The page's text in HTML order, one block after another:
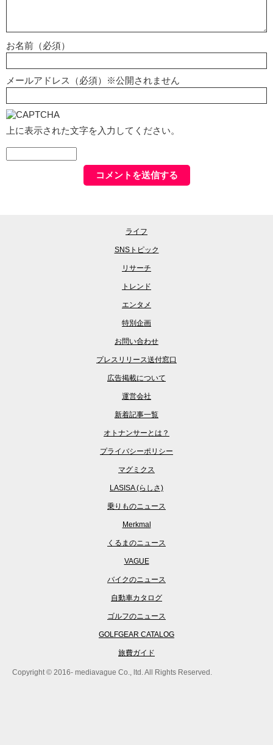
お名前（必須）
メールアドレス（必須）※公開されません
上に表示された文字を入力してください。
ライフ
SNSトピック
リサーチ
トレンド
エンタメ
特別企画
お問い合わせ
プレスリリース送付窓口
広告掲載について
運営会社
新着記事一覧
オトナンサーとは？
プライバシーポリシー
マグミクス
LASISA (らしさ)
乗りものニュース
Merkmal
くるまのニュース
VAGUE
バイクのニュース
自動車カタログ
ゴルフのニュース
GOLFGEAR CATALOG
旅費ガイド
Copyright © 2016- mediavague Co., ltd. All Rights Reserved.